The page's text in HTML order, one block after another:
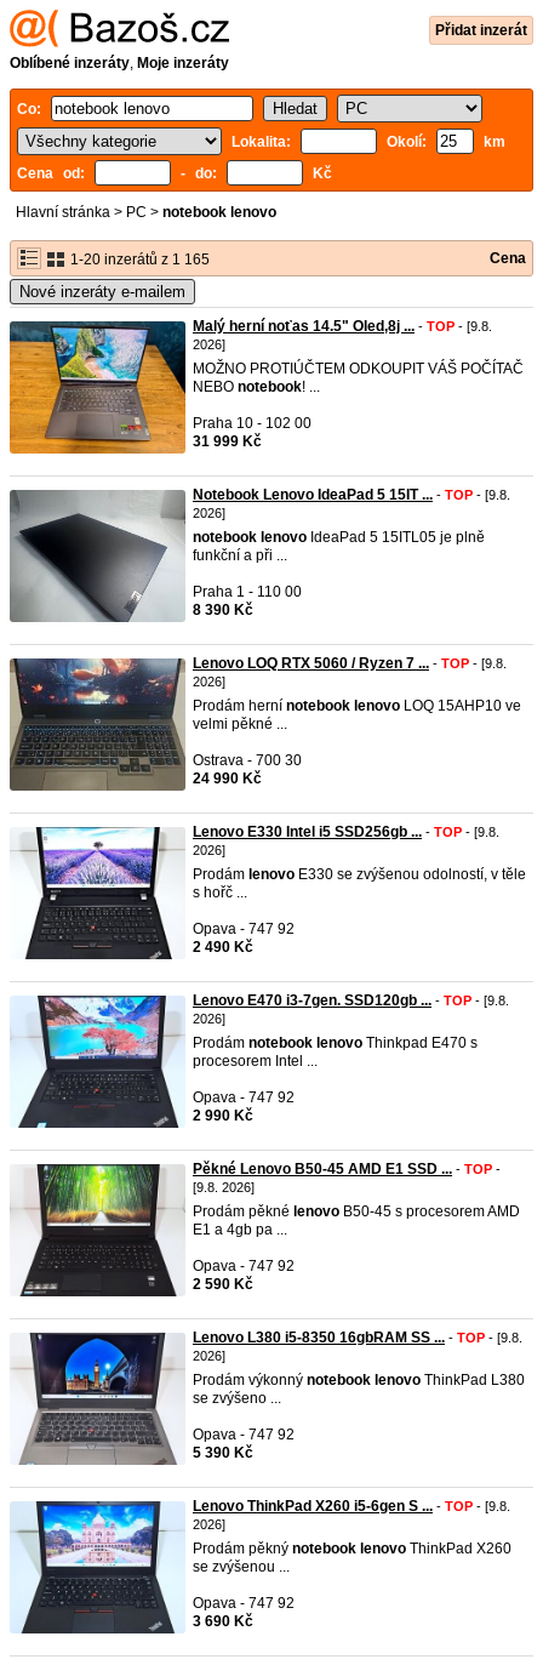
Přidat inzerát
Oblíbené inzeráty, Moje inzeráty
Co:
Lokalita:
Okolí:
km
Cena od:
- do: Kč
Hlavní stránka > PC > notebook lenovo
1-20 inzerátů z 1 165 Cena
Nové inzeráty e-mailem
Malý herní noťas 14.5" Oled,8j ... - TOP - [9.8.
2026]
MOŽNO PROTIÚČTEM ODKOUPIT VÁŠ POČÍTAČ
NEBO notebook! ...
Praha 10 - 102 00
31 999 Kč
Notebook Lenovo IdeaPad 5 15IT ... - TOP - [9.8.
2026]
notebook lenovo IdeaPad 5 15ITL05 je plně
funkční a při ...
Praha 1 - 110 00
8 390 Kč
Lenovo LOQ RTX 5060 / Ryzen 7 ... - TOP - [9.8.
2026]
Prodám herní notebook lenovo LOQ 15AHP10 ve
velmi pěkné ...
Ostrava - 700 30
24 990 Kč
Lenovo E330 Intel i5 SSD256gb ... - TOP - [9.8.
2026]
Prodám lenovo E330 se zvýšenou odolností, v těle
s hořč ...
Opava - 747 92
2 490 Kč
Lenovo E470 i3-7gen. SSD120gb ... - TOP - [9.8.
2026]
Prodám notebook lenovo Thinkpad E470 s
procesorem Intel ...
Opava - 747 92
2 990 Kč
Pěkné Lenovo B50-45 AMD E1 SSD ... - TOP -
[9.8. 2026]
Prodám pěkné lenovo B50-45 s procesorem AMD
E1 a 4gb pa ...
Opava - 747 92
2 590 Kč
Lenovo L380 i5-8350 16gbRAM SS ... - TOP - [9.8.
2026]
Prodám výkonný notebook lenovo ThinkPad L380
se zvýšeno ...
Opava - 747 92
5 390 Kč
Lenovo ThinkPad X260 i5-6gen S ... - TOP - [9.8.
2026]
Prodám pěkný notebook lenovo ThinkPad X260
se zvýšenou ...
Opava - 747 92
3 690 Kč